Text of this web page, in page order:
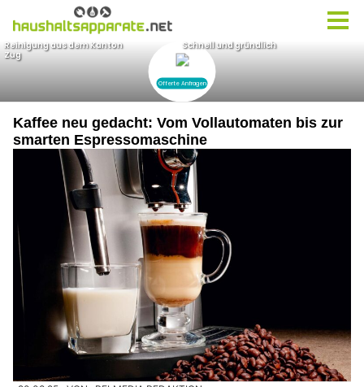
Kaffee neu gedacht: Vom Vollautomaten bis zur
smarten Espressomaschine